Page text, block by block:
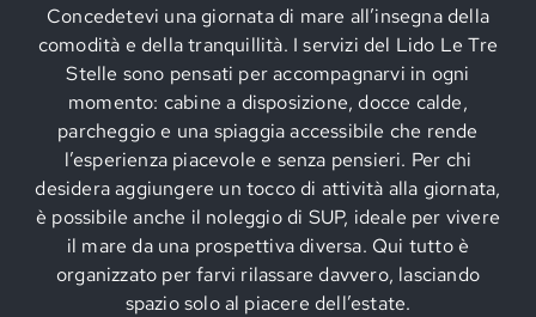
Concedetevi una giornata di mare all’insegna della
comodità e della tranquillità. I servizi del Lido Le Tre
Stelle sono pensati per accompagnarvi in ogni
momento: cabine a disposizione, docce calde,
parcheggio e una spiaggia accessibile che rende
l’esperienza piacevole e senza pensieri. Per chi
desidera aggiungere un tocco di attività alla giornata,
è possibile anche il noleggio di SUP, ideale per vivere
il mare da una prospettiva diversa. Qui tutto è
organizzato per farvi rilassare davvero, lasciando
spazio solo al piacere dell’estate.